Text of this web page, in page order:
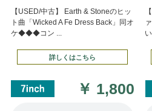
【USED/中古】 Earth & Stoneのヒッ
ト曲「Wicked A Fe Dress Back」同オ
ケ◆◆◆コン ...
詳しくはこちら
￥ 1,800